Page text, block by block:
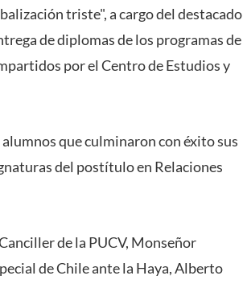
triste", a cargo del destacado
de diplomas de los programas de
por el Centro de Estudios y
que culminaron con éxito sus
del postítulo en Relaciones
de la PUCV, Monseñor
de Chile ante la Haya, Alberto